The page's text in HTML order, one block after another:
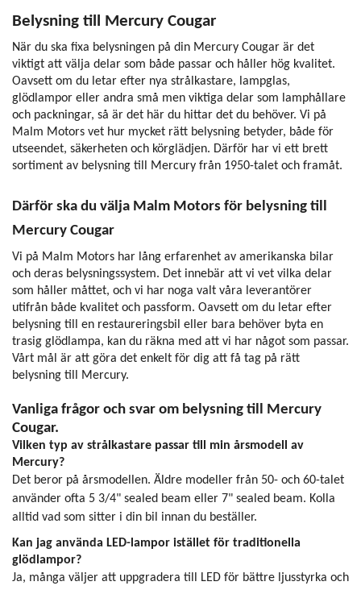
Belysning till Mercury Cougar
När du ska fixa belysningen på din Mercury Cougar är det
viktigt att välja delar som både passar och håller hög kvalitet.
Oavsett om du letar efter nya strålkastare, lampglas,
glödlampor eller andra små men viktiga delar som lamphållare
och packningar, så är det här du hittar det du behöver. Vi på
Malm Motors vet hur mycket rätt belysning betyder, både för
utseendet, säkerheten och körglädjen. Därför har vi ett brett
sortiment av belysning till Mercury från 1950-talet och framåt.
Därför ska du välja Malm Motors för belysning till
Mercury Cougar
Vi på Malm Motors har lång erfarenhet av amerikanska bilar
och deras belysningssystem. Det innebär att vi vet vilka delar
som håller måttet, och vi har noga valt våra leverantörer
utifrån både kvalitet och passform. Oavsett om du letar efter
belysning till en restaureringsbil eller bara behöver byta en
trasig glödlampa, kan du räkna med att vi har något som passar.
Vårt mål är att göra det enkelt för dig att få tag på rätt
belysning till Mercury.
Vanliga frågor och svar om belysning till Mercury
Cougar.
Vilken typ av strålkastare passar till min årsmodell av
Mercury?
Det beror på årsmodellen. Äldre modeller från 50- och 60-talet
använder ofta 5 3/4" sealed beam eller 7" sealed beam. Kolla
alltid vad som sitter i din bil innan du beställer.
Kan jag använda LED-lampor istället för traditionella
glödlampor?
Ja, många väljer att uppgradera till LED för bättre ljusstyrka och